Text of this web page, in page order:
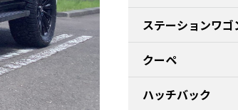
ステーションワゴ
クーペ
ハッチバック